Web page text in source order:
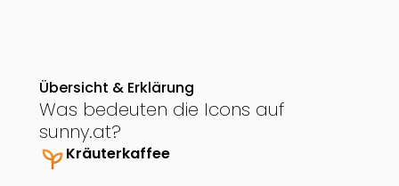
Übersicht & Erklärung
Was bedeuten die Icons auf
sunny.at?
psychiatryKräuterkaffee